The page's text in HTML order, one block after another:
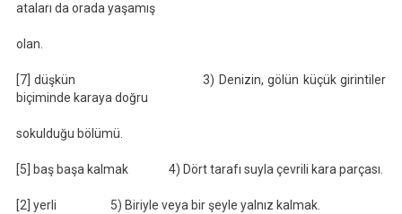
ataları da orada yaşamış
olan.
[7] düşkün 3) Denizin, gölün küçük girintiler
biçiminde karaya doğru
sokulduğu bölümü.
[5] baş başa kalmak 4) Dört tarafı suyla çevrili kara parçası.
[2] yerli 5) Biriyle veya bir şeyle yalnız kalmak.